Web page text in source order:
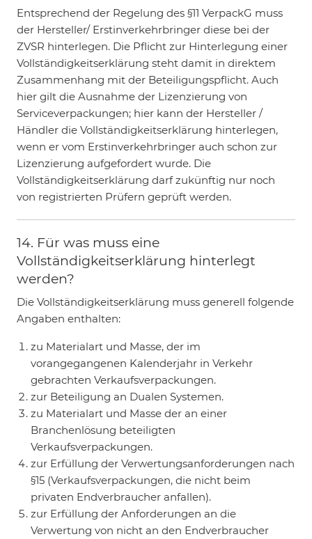
Entsprechend der Regelung des §11 VerpackG muss
der Hersteller/ Erstinverkehrbringer diese bei der
ZVSR hinterlegen. Die Pflicht zur Hinterlegung einer
Vollständigkeitserklärung steht damit in direktem
Zusammenhang mit der Beteiligungspflicht. Auch
hier gilt die Ausnahme der Lizenzierung von
Serviceverpackungen; hier kann der Hersteller /
Händler die Vollständigkeitserklärung hinterlegen,
wenn er vom Erstinverkehrbringer auch schon zur
Lizenzierung aufgefordert wurde. Die
Vollständigkeitserklärung darf zukünftig nur noch
von registrierten Prüfern geprüft werden.
14. Für was muss eine
Vollständigkeitserklärung hinterlegt
werden?
Die Vollständigkeitserklärung muss generell folgende
Angaben enthalten:
zu Materialart und Masse, der im
vorangegangenen Kalenderjahr in Verkehr
gebrachten Verkaufsverpackungen.
zur Beteiligung an Dualen Systemen.
zu Materialart und Masse der an einer
Branchenlösung beteiligten
Verkaufsverpackungen.
zur Erfüllung der Verwertungsanforderungen nach
§15 (Verkaufsverpackungen, die nicht beim
privaten Endverbraucher anfallen).
zur Erfüllung der Anforderungen an die
Verwertung von nicht an den Endverbraucher